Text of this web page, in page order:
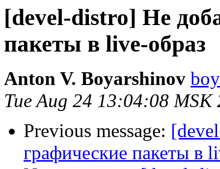
[devel-distro] Не
пакеты в live-образ
Anton V. Boyarshinov
Tue Aug 24 13:04:08 MSK
Previous message:
графические пакеты в